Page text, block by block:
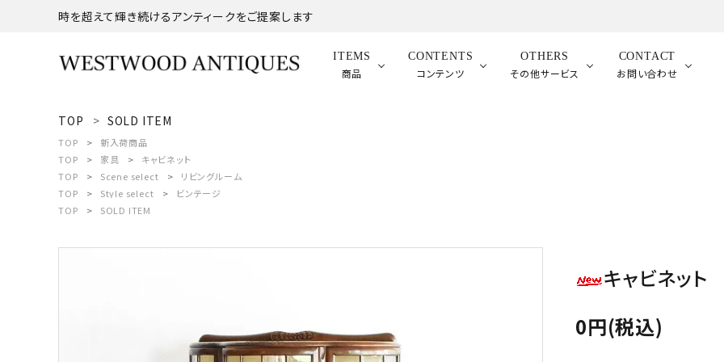
時を超えて輝き続けるアンティークをご提案します
ITEMS
商品
CONTENTS
コンテンツ
OTHERS
その他サービス
CONTACT
お問い合わせ
ACCOUNT MENU
ようこそ ゲスト 様
ログイン person 新規会員登録
TOP SOLD ITEM
TOP
新入荷商品
TOP
家具
キャビネット
TOP
Scene select
リビングルーム
TOP
Style select
ビンテージ
TOP
SOLD ITEM
キャビネット
0円(税込)